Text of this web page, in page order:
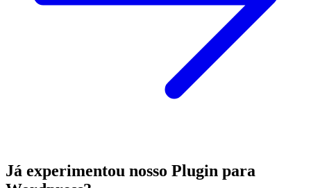
Já experimentou nosso Plugin para